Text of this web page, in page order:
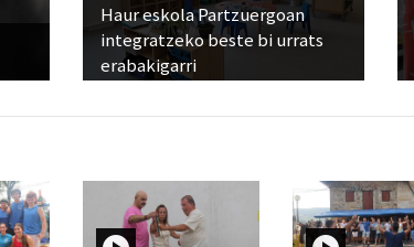
Haur eskola Partzuergoan
integratzeko beste bi urrats
erabakigarri